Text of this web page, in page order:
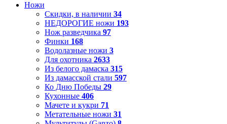
Ножи
Скидки, в наличии 34
НЕДОРОГИЕ ножи 193
Нож разведчика 97
Финки 168
Водолазные ножи 3
Для охотника 2633
Из белого дамаска 315
Из дамасской стали 597
Ко Дню Победы 29
Кухонные 406
Мачете и кукри 71
Метательные ножи 31